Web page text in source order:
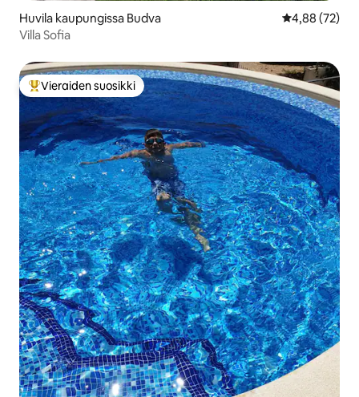
Huvila kaupungissa Budva
4,88 (72)
Villa Sofia
Vieraiden suosikkien parhaimmistoa
Vieraiden suosikki